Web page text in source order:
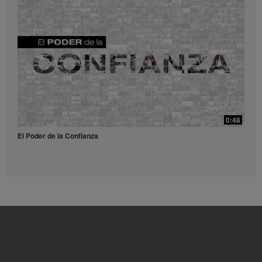
39:14
¿Qué son y para qué sirven los antioxidantes?
¿Qué son y para qué sirven los antioxidantes?
Receta Té Lift - Video para redes sociales
Prueba esta refrescante receta con Liftoff.
0:48
El Poder de la Confianza